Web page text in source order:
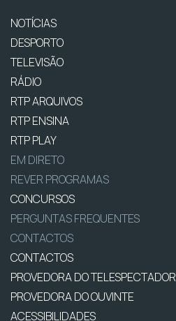
NOTÍCIAS
DESPORTO
TELEVISÃO
RÁDIO
RTP ARQUIVOS
RTP ENSINA
RTP PLAY
EM DIRETO
REVER PROGRAMAS
CONCURSOS
PERGUNTAS FREQUENTES
CONTACTOS
CONTACTOS
PROVEDORA DO TELESPECTADOR
PROVEDORA DO OUVINTE
ACESSIBILIDADES